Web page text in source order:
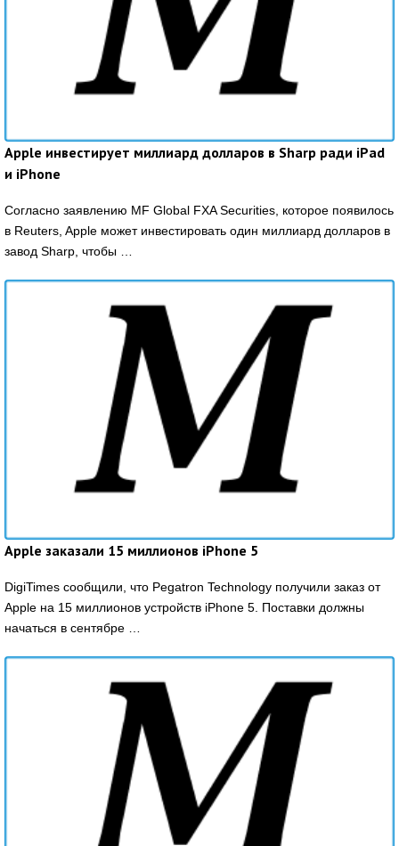
Apple инвестирует миллиард долларов в Sharp ради iPad
и iPhone
Согласно заявлению MF Global FXA Securities, которое появилось
в Reuters, Apple может инвестировать один миллиард долларов в
завод Sharp, чтобы …
Apple заказали 15 миллионов iPhone 5
DigiTimes сообщили, что Pegatron Technology получили заказ от
Apple на 15 миллионов устройств iPhone 5. Поставки должны
начаться в сентябре …